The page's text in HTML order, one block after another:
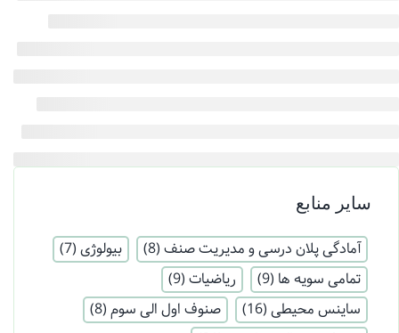
سایر منابع
آمادگی پلان درسی و مدیریت صنف (8) بیولوژی (7)
تمامی سویه ها (9) ریاضیات (9)
ساینس محیطی (16) صنوف اول الی سوم (8)